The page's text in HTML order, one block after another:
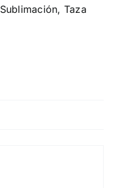
Sublimación, Taza